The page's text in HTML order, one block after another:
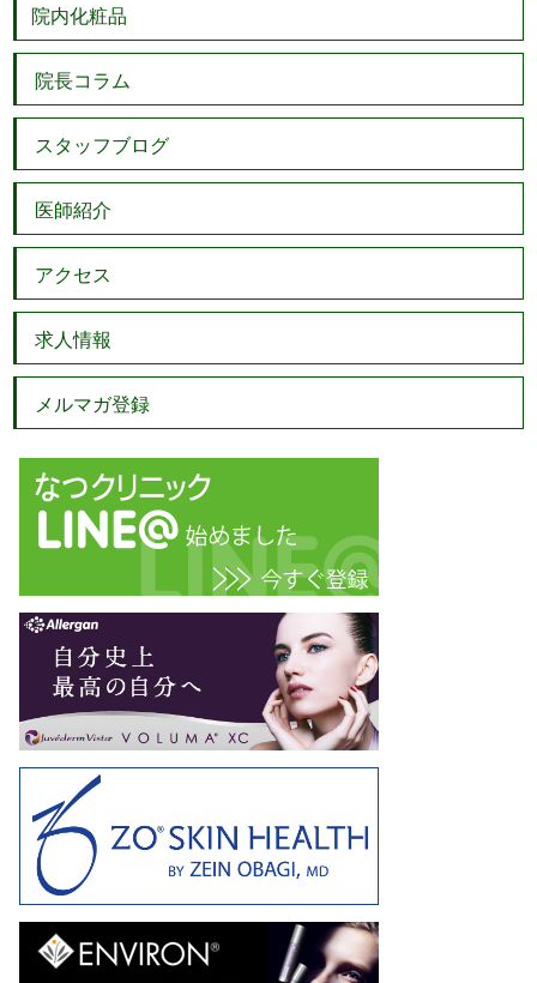
院内化粧品
院長コラム
スタッフブログ
医師紹介
アクセス
求人情報
メルマガ登録